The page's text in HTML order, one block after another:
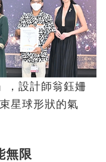
，設計師翁鈺姍
星球形狀的氣
無限